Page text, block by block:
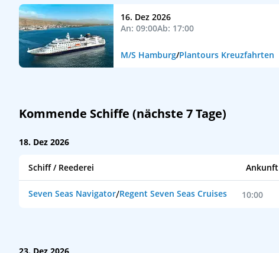
16. Dez 2026
An: 09:00Ab: 17:00
M/S Hamburg/Plantours Kreuzfahrten
Kommende Schiffe (nächste 7 Tage)
18. Dez 2026
Schiff / Reederei Ankunft
Seven Seas Navigator/Regent Seven Seas Cruises 10:00